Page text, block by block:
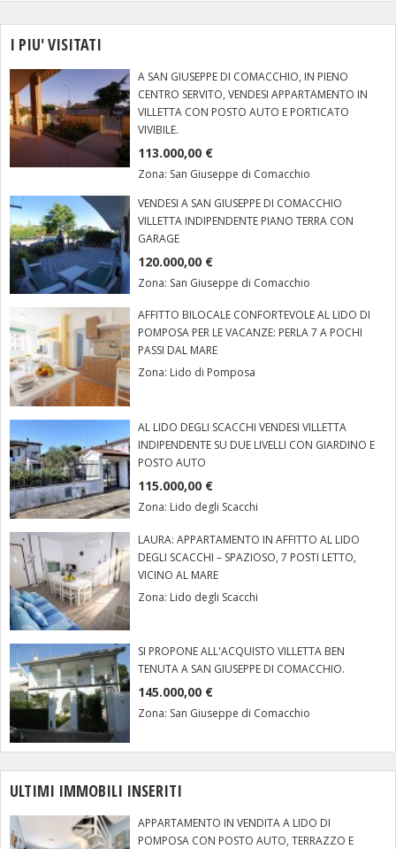
I PIU' VISITATI
A SAN GIUSEPPE DI COMACCHIO, IN PIENO
CENTRO SERVITO, VENDESI APPARTAMENTO IN
VILLETTA CON POSTO AUTO E PORTICATO
VIVIBILE.
113.000,00 €
Zona: San Giuseppe di Comacchio
VENDESI A SAN GIUSEPPE DI COMACCHIO
VILLETTA INDIPENDENTE PIANO TERRA CON
GARAGE
120.000,00 €
Zona: San Giuseppe di Comacchio
AFFITTO BILOCALE CONFORTEVOLE AL LIDO DI
POMPOSA PER LE VACANZE: PERLA 7 A POCHI
PASSI DAL MARE
Zona: Lido di Pomposa
AL LIDO DEGLI SCACCHI VENDESI VILLETTA
INDIPENDENTE SU DUE LIVELLI CON GIARDINO E
POSTO AUTO
115.000,00 €
Zona: Lido degli Scacchi
LAURA: APPARTAMENTO IN AFFITTO AL LIDO
DEGLI SCACCHI – SPAZIOSO, 7 POSTI LETTO,
VICINO AL MARE
Zona: Lido degli Scacchi
SI PROPONE ALL'ACQUISTO VILLETTA BEN
TENUTA A SAN GIUSEPPE DI COMACCHIO.
145.000,00 €
Zona: San Giuseppe di Comacchio
ULTIMI IMMOBILI INSERITI
APPARTAMENTO IN VENDITA A LIDO DI
POMPOSA CON POSTO AUTO, TERRAZZO E